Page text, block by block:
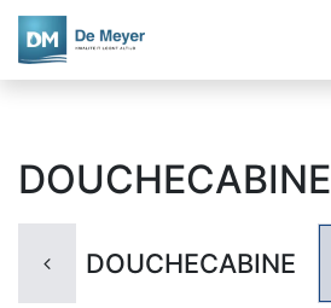
DOUCHECABINE
DOUCHECABINE